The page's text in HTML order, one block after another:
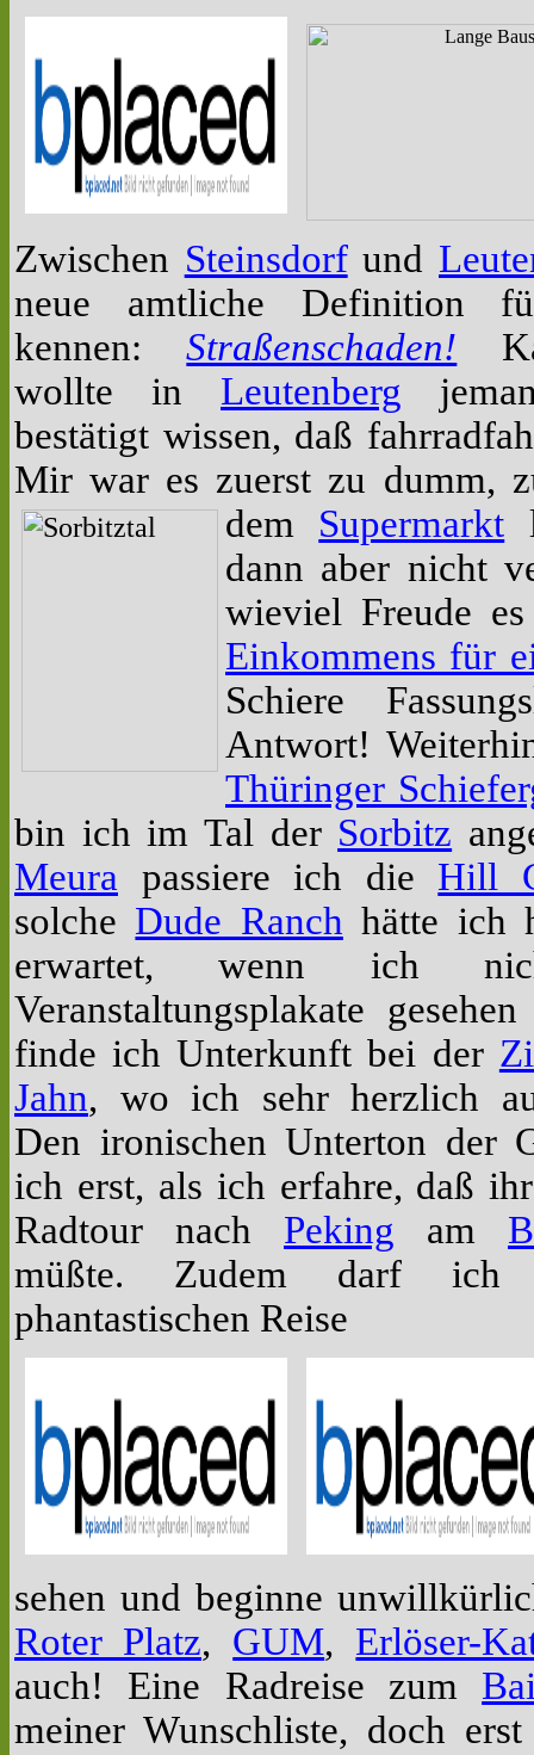
Zwischen Steinsdorfund
neue amtliche Definition
kennen:Straßenschaden!
wollte in Leutenberg
bestätigt wissen, daß
Mir war es zuerst zu dumm,
dem Supermarkt
dann aber nicht
wieviel Freude
Einkommens für
Schiere
Antwort!
Thüringer
bin ich im Tal der Sorbitz
Meura passiere ich die Hill
solche Dude Ranch hätte ich
erwartet, wenn ich
Veranstaltungsplakate
finde ich Unterkunft bei der
Jahn, wo ich sehr herzlich
Den ironischen Unterton der
ich erst, als ich erfahre, daß
Radtour nach Peking am
müßte. Zudem darf
phantastischen Reise
sehen und beginne
Roter_Platz, GUM, Erlöser-
auch! Eine Radreise zum
meiner Wunschliste, doch